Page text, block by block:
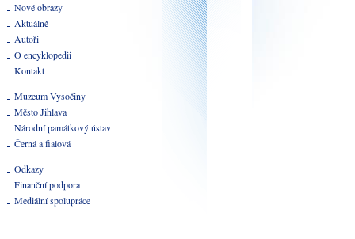
Nové obrazy
Aktuálně
Autoři
O encyklopedii
Kontakt
Muzeum Vysočiny
Město Jihlava
Národní památkový ústav
Černá a fialová
Odkazy
Finanční podpora
Mediální spolupráce